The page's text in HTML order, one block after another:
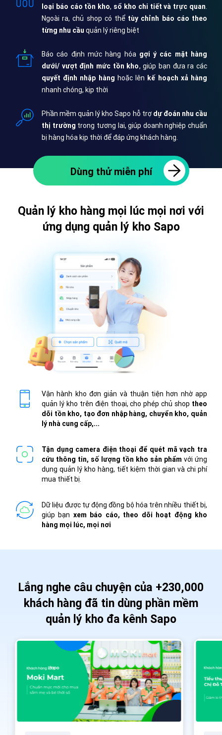
loại báo cáo tồn kho,sổ kho chi tiết và trực quan.
Ngoài ra, chủ shop có thể tùy chỉnh báo cáo theo
từng nhu cầu quản lý riêng biệt
Báo cáo định mức hàng hóa gợi ý các mặt hàng
dưới/ vượt định mức tồn kho, giúp bạn đưa ra các
quyết định nhập hàng hoặc lên kế hoạch xả hàng
nhanh chóng, kịp thời
Phần mềm quản lý kho Sapo hỗ trợ dự đoán nhu cầu
thị trường trong tương lai, giúp doanh nghiệp chuẩn
bị hàng hóa kịp thời để đáp ứng khách hàng.
Dùng thử miễn phí
Quản lý kho hàng mọi lúc mọi nơi với
ứng dụng quản lý kho Sapo
Vận hành kho đơn giản và thuận tiện hơn nhờ app
quản lý kho trên điện thoại, cho phép chủ shop theo
dõi tồn kho, tạo đơn nhập hàng, chuyển kho, quản
lý nhà cung cấp,...
Tận dụng camera điện thoại để quét mã vạch tra
cứu thông tin, số lượng tồn kho sản phẩm với ứng
dụng quản lý kho hàng, tiết kiệm thời gian và chi phí
mua thiết bị.
Dữ liệu được tự động đồng bộ hóa trên nhiều thiết bị,
giúp bạn xem báo cáo, theo dõi hoạt động kho
hàng mọi lúc, mọi nơi
Lắng nghe câu chuyện của +230,000
khách hàng đã tin dùng phần mềm
quản lý kho đa kênh Sapo